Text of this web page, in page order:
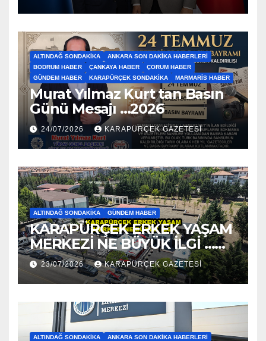
ALTINDAĞ SONDAKIKA
ANKARA SON DAKIKA HABERLERI
BODRUM HABER
ÇANKAYA HABER
ÇORUM HABER
GÜNDEM HABER
KARAPÜRÇEK SONDAKIKA MARMARIS HABER
Murat Yılmaz Kurt tan Basın
Günü Mesajı …2026
24/07/2026 KARAPÜRÇEK GAZETESİ
ALTINDAĞ SONDAKIKA GÜNDEM HABER
KARAPÜRÇEK ERKEK YAŞAM
MERKEZİ NE BÜYÜK İLGİ …
2026
23/07/2026 KARAPÜRÇEK GAZETESİ
ALTINDAĞ SONDAKIKA
ANKARA SON DAKIKA HABERLERI